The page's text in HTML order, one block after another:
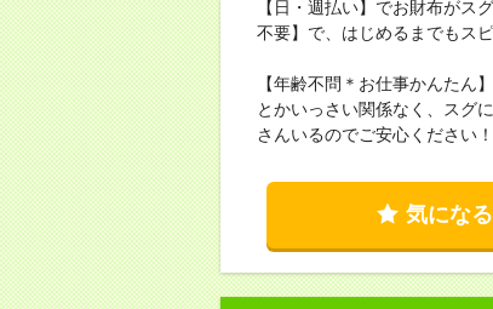
【日・週払い】でお財布がス
不要】で、はじめるまでもスピ
【年齢不問＊お仕事かんたん
とかいっさい関係なく、スグ
さんいるのでご安心ください！
気になる